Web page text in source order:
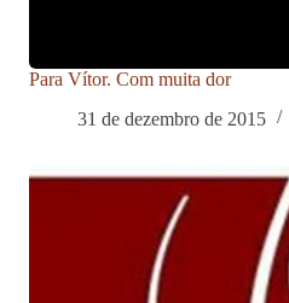
Para Vítor. Com muita dor
31 de dezembro de 2015